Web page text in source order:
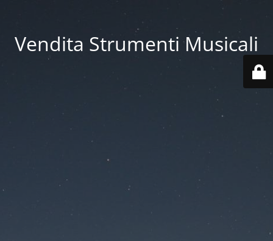
Vendita Strumenti Musicali